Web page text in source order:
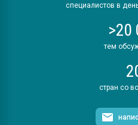
специалистов в
>20
тем
стран со